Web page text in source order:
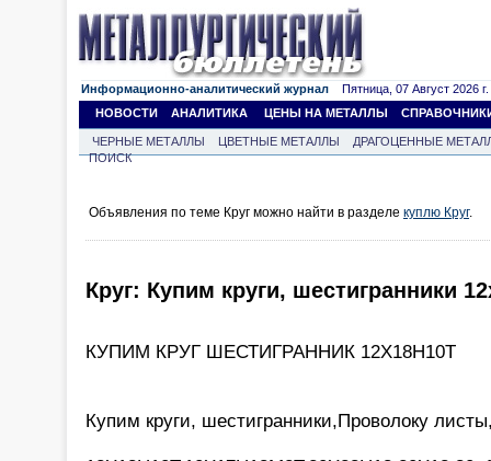
Информационно-аналитический журнал Пятница, 07 Август 2026 г.
НОВОСТИ
АНАЛИТИКА ЦЕНЫ НА МЕТАЛЛЫ
ЧЕРНЫЕ МЕТАЛЛЫ ЦВЕТНЫЕ МЕТАЛЛЫ
ДРАГОЦЕННЫЕ
ПОИСК
Объявления по теме Круг можно найти в разделе куплю Круг.
Круг: Купим круги, шестигранники
КУПИМ КРУГ ШЕСТИГРАННИК 12Х18Н10Т
Купим круги, шестигранники,Проволоку